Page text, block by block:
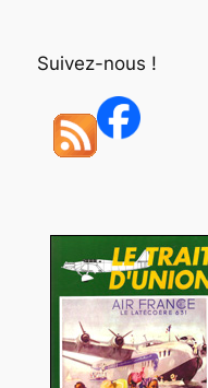
Suivez-nous !